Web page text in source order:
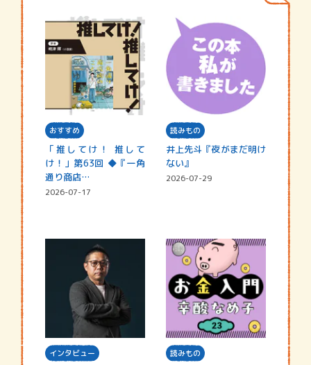
おすすめ
「推してけ！ 推して
け！」第63回 ◆『一角
通り商店…
2026-07-17
読みもの
井上先斗『夜がまだ明け
ない』
2026-07-29
インタビュー 読みもの